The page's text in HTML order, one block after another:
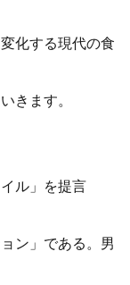
化する現代の食
きます。
ル」を提言
ン」である。男